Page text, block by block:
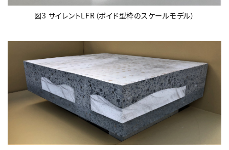
図3 サイレントLFR（ボイド型枠のスケールモデル）